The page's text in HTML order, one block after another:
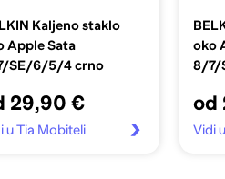
Kaljeno staklo
Apple Sata
SE/6/5/4 crno
29,90 €
u Tia Mobiteli
oko
8/7/
od
Vidi